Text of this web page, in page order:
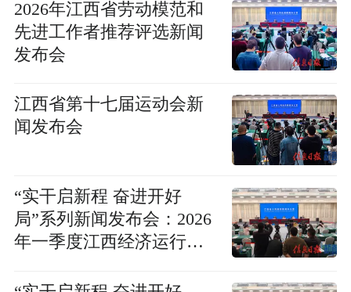
2026年江西省劳动模范和
先进工作者推荐评选新闻
发布会
江西省第十七届运动会新
闻发布会
“实干启新程 奋进开好
局”系列新闻发布会：2026
年一季度江西经济运行情